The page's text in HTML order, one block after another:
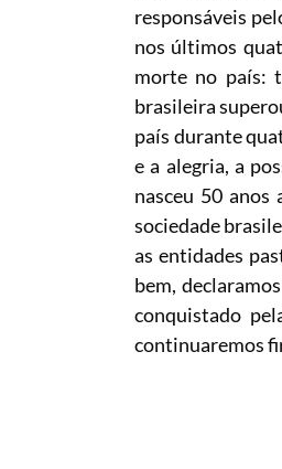
responsáveis
nos últimos
morte no país:
brasileira
país durante
e a alegria, a
nasceu 50
sociedade
as entidades
bem,
conquistado
continuaremos